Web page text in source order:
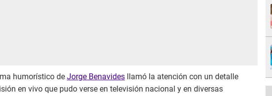
humorístico de Jorge Benavides llamó la atención con un detalle
en vivo que pudo verse en televisión nacional y en diversas